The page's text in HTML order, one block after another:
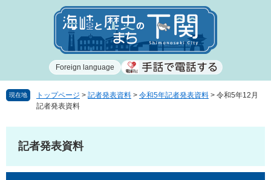
で
ば
Foreign language
現在地 トップページ > 記者発表資料 > 令和5年記者発表資料 > 令和5年12月
記者発表資料
記者発表資料